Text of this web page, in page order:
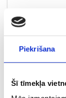
Piekrišana
Šī tīmekļa